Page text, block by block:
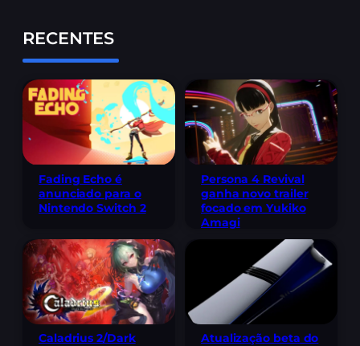
RECENTES
Fading Echo é
anunciado para o
Nintendo Switch 2
Persona 4 Revival
ganha novo trailer
focado em Yukiko
Amagi
Caladrius 2/Dark
Atualização beta do